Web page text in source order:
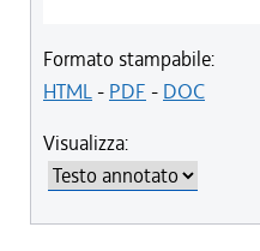
Formato stampabile:
HTML- PDF - DOC
Visualizza: